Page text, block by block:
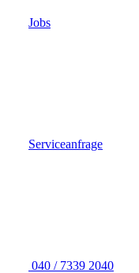
Jobs
Serviceanfrage
040 / 7339 2040